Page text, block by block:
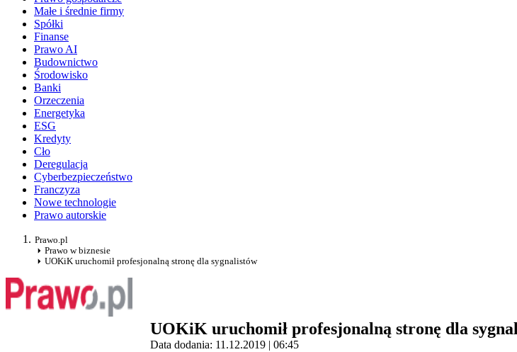
Małe i średnie firmy
Spółki
Finanse
Prawo AI
Budownictwo
Środowisko
Banki
Orzeczenia
Energetyka
ESG
Kredyty
Cło
Deregulacja
Cyberbezpieczeństwo
Franczyza
Nowe technologie
Prawo autorskie
Prawo.pl
Prawo w biznesie
UOKiK uruchomił profesjonalną stronę dla sygnalistów
UOKiK uruchomił profesjonalną stronę dla
Data dodania: 11.12.2019 | 06:45